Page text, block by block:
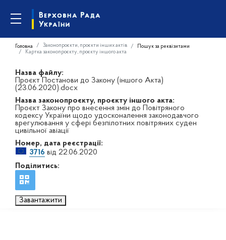
Головна Законопроєкти, проєкти інших актів
Пошук за реквізитами
Картка законопроєкту, проєкту іншого акта
Назва файлу:
Проєкт Постанови до Закону (іншого Акта)
(23.06.2020).docx
Назва законопроєкту, проєкту іншого акта:
Проєкт Закону про внесення змін до Повітряного
кодексу України щодо удосконалення законодавчого
врегулювання у сфері безпілотних повітряних суден
цивільної авіації
Номер, дата реєстрації:
3716 від 22.06.2020
Поділитись:
Завантажити